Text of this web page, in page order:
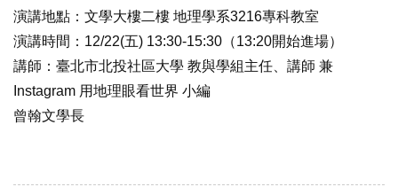
演講地點：文學大樓二樓 地理學系3216專科教室
演講時間：12/22(五) 13:30-15:30（13:20開始進場）
講師：臺北市北投社區大學 教與學組主任、講師 兼
Instagram 用地理眼看世界 小編
曾翰文學長